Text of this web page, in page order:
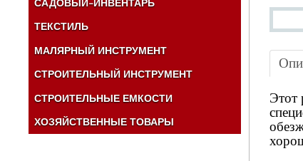
Этот
САДОВЫЙ-ИНВЕНТАРЬ
ЛОПАТЫ ЧЕРЕНКИ ТАЧКИ
ТЕКСТИЛЬ
ПЛАЩИ
БРЕЗЕНТ
МАЛЯРНЫЙ ИНСТРУМЕНТ
ПЕНА ГЕРМЕТИК ЛАКИ КРАСКИ
ШПАТЕЛЯ ПРАВИЛО ТЕРКИ
СТРОИТЕЛЬНЫЙ ИНСТРУМЕНТ
ТОПОРЫ МОЛОТКИ КУВАЛДЫ
ИЗМЕРИТЕЛЬНЫЙ ИНСТРУМЕНТ
СЛЕСАРНЫЙ ИНСТРУМЕНТ
СТРОИТЕЛЬНЫЕ ЕМКОСТИ
ТАЗЫ ВЕДРА БИДОНЫ
МЕШКИ ДЛЯ МУСОРА
ХОЗЯЙСТВЕННЫЕ ТОВАРЫ
ЩЕТКИ ШВАБРЫ ВЕНИКИ
ВЕДРА ТАЗЫ КОВШИ БОЧКИ
ТОВАРЫ ДЛЯ ДОМА
СКОТЧ ИЗОЛЕНТА ПРОЧЕЕ
ПРОУШИНЫ